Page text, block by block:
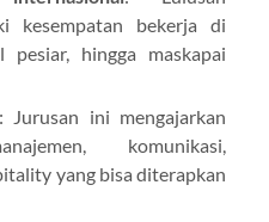
kesempatan bekerja di
pesiar, hingga maskapai
Jurusan ini mengajarkan
komunikasi,
yang bisa diterapkan